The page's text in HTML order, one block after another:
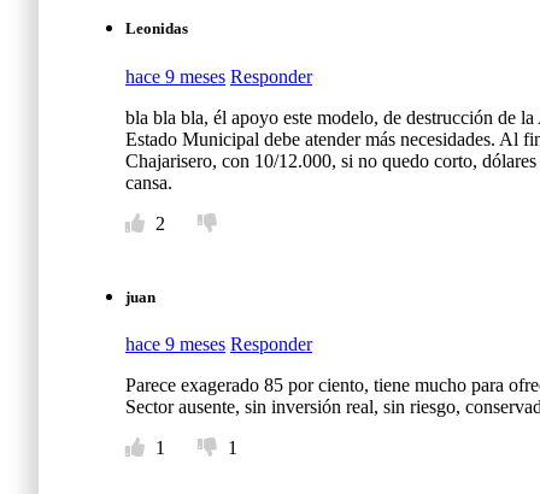
Leonidas
hace 9 meses Responder
bla bla bla, él apoyo este modelo, de destrucción de
Estado Municipal debe atender más necesidades. Al
Chajarisero, con 10/12.000, si no quedo corto,
cansa.
2
juan
hace 9 meses Responder
Parece exagerado 85 por ciento, tiene mucho para
Sector ausente, sin inversión real, sin riesgo,
1
1